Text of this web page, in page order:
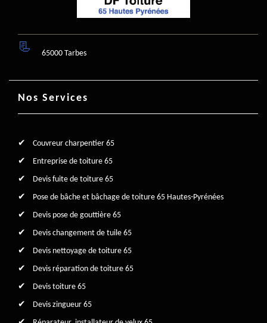
65000 Tarbes
Nos Services
Couvreur charpentier 65
Entreprise de toiture 65
Devis fuite de toiture 65
Pose de bâche et bâchage de toiture 65 Hautes-Pyrénées
Devis pose de gouttière 65
Devis changement de tuile 65
Devis nettoyage de toiture 65
Devis réparation de toiture 65
Devis toiture 65
Devis zingueur 65